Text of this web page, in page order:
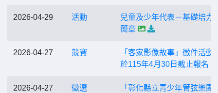
2026-04-29 活動
兒童及少年代表－基礎培力
簡章
2026-04-27 競賽
「客家影像故事」徵件活動
於115年4月30日截止報名
2026-04-27 徵選
「彰化縣立青少年管弦樂團